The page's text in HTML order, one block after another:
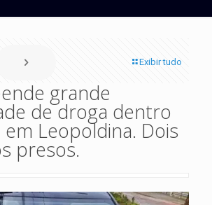
Exibir tudo
grande
de droga dentro
Leopoldina. Dois
presos.